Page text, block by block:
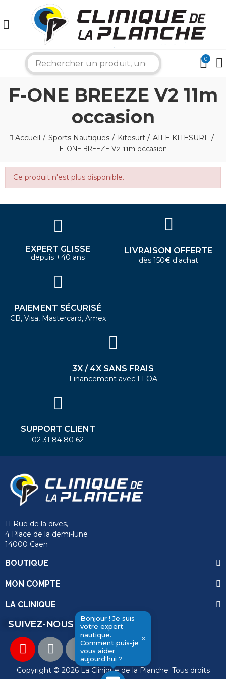
0
F-ONE BREEZE V2 11m
occasion
Accueil Sports Nautiques Kitesurf AILE KITESURF
F-ONE BREEZE V2 11m occasion
Ce produit n'est plus disponible.
Comment puis-je vous aider aujourd'hui ?
send
Bonjour ! Je suis
votre expert
nautique.
Comment puis-je
vous aider
aujourd'hui ?
×
EXPERT GLISSE
depuis +40 ans
LIVRAISON OFFERTE
dès 150€ d'achat
PAIEMENT SÉCURISÉ
CB, Visa, Mastercard, Amex
3X / 4X SANS FRAIS
Financement avec FLOA
SUPPORT CLIENT
02 31 84 80 62
11 Rue de la dives,
4 Place de la demi-lune
14000 Caen
BOUTIQUE
MON COMPTE
LA CLINIQUE
SUIVEZ-NOUS
Copyright © 2026 La Clinique de la Planche. Tous droits